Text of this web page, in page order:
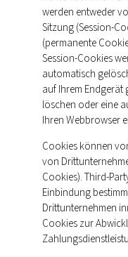
werden entweder
Sitzung (Session-
(permanente
Session-Cookies
automatisch
auf Ihrem Endgerät
löschen oder eine
Ihren Webbrowser
Cookies können
von
Cookies). Third-
Einbindung
Drittunternehmen
Cookies zur